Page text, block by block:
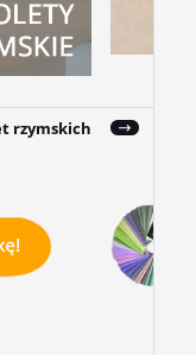
rzymskich